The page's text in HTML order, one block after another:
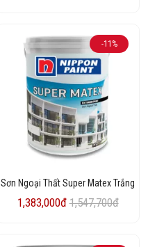
-11%
Sơn Ngoại Thất Super Matex Trắng
1,383,000đ 1,547,700đ